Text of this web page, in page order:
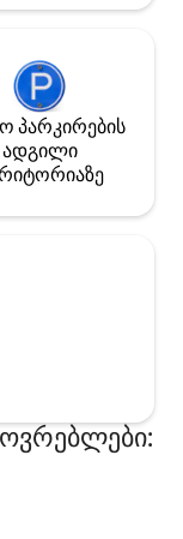
პარკირების
ადგილი